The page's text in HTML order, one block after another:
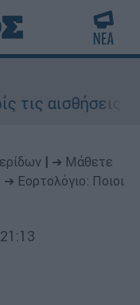
αισθήσεις
➔ Μάθετε
➔ Εορτολόγιο: Ποιοι